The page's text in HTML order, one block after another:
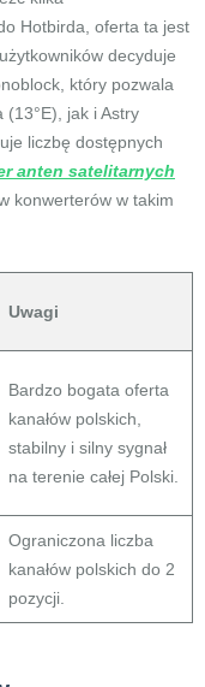
Hotbirda, oferta ta jest
decyduje
który pozwala
jak i Astry
liczbę dostępnych
anten satelitarnych
konwerterów w takim
Uwagi
Bardzo bogata oferta
kanałów polskich,
stabilny i silny sygnał
na terenie całej Polski.
Ograniczona liczba
kanałów polskich do 2
pozycji.